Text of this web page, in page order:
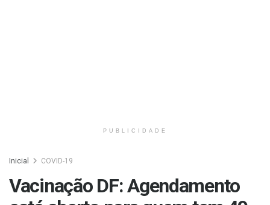
PUBLICIDADE
Inicial COVID-19
Vacinação DF: Agendamento